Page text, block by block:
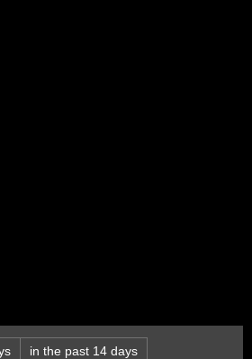
in the past 14 days